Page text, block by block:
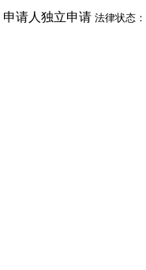
申请人独立申请 法律状态：